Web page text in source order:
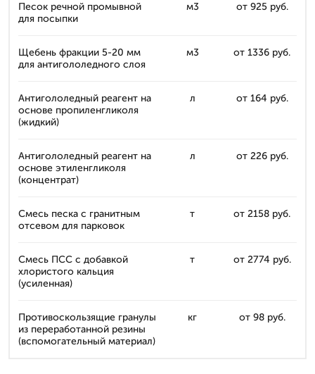
Песок речной промывной
для посыпки
м3 от 925 руб.
Щебень фракции 5-20 мм
для антигололедного слоя
м3 от 1336 руб.
Антигололедный реагент на
основе пропиленгликоля
(жидкий)
л от 164 руб.
Антигололедный реагент на
основе этиленгликоля
(концентрат)
л от 226 руб.
Смесь песка с гранитным
отсевом для парковок
т от 2158 руб.
Смесь ПСС с добавкой
хлористого кальция
(усиленная)
т от 2774 руб.
Противоскользящие гранулы
из переработанной резины
(вспомогательный материал)
кг от 98 руб.